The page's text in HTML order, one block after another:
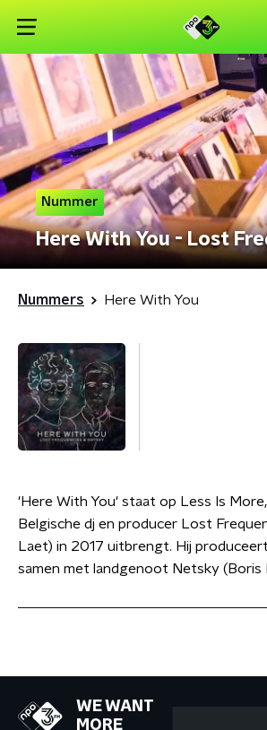
Nummer
Here With You - Lost
Nummers Here With You
'Here With You' staat op Less Is
Belgische dj en producer Lost
Laet) in 2017 uitbrengt. Hij
samen met landgenoot Netsky (Boris
WE WANT
MORE